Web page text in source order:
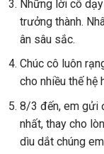
Những lời cô
trưởng thành.
ân sâu sắc.
Chúc cô luôn
cho nhiều thế hệ
8/3 đến, em gửi
nhất, thay cho
dìu dắt chúng